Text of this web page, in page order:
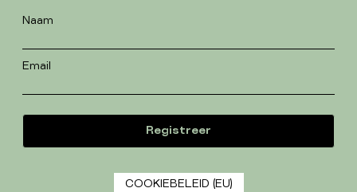
Naam
Email
COOKIEBELEID (EU)